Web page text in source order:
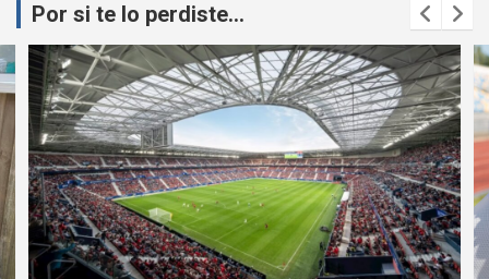
Por si te lo perdiste...